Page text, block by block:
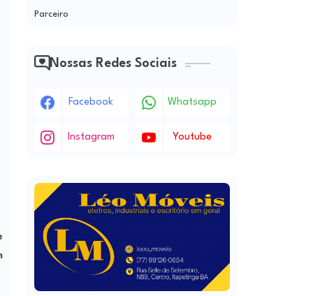
Parceiro
Nossas Redes Sociais
Facebook Whatsapp
Instagram Youtube